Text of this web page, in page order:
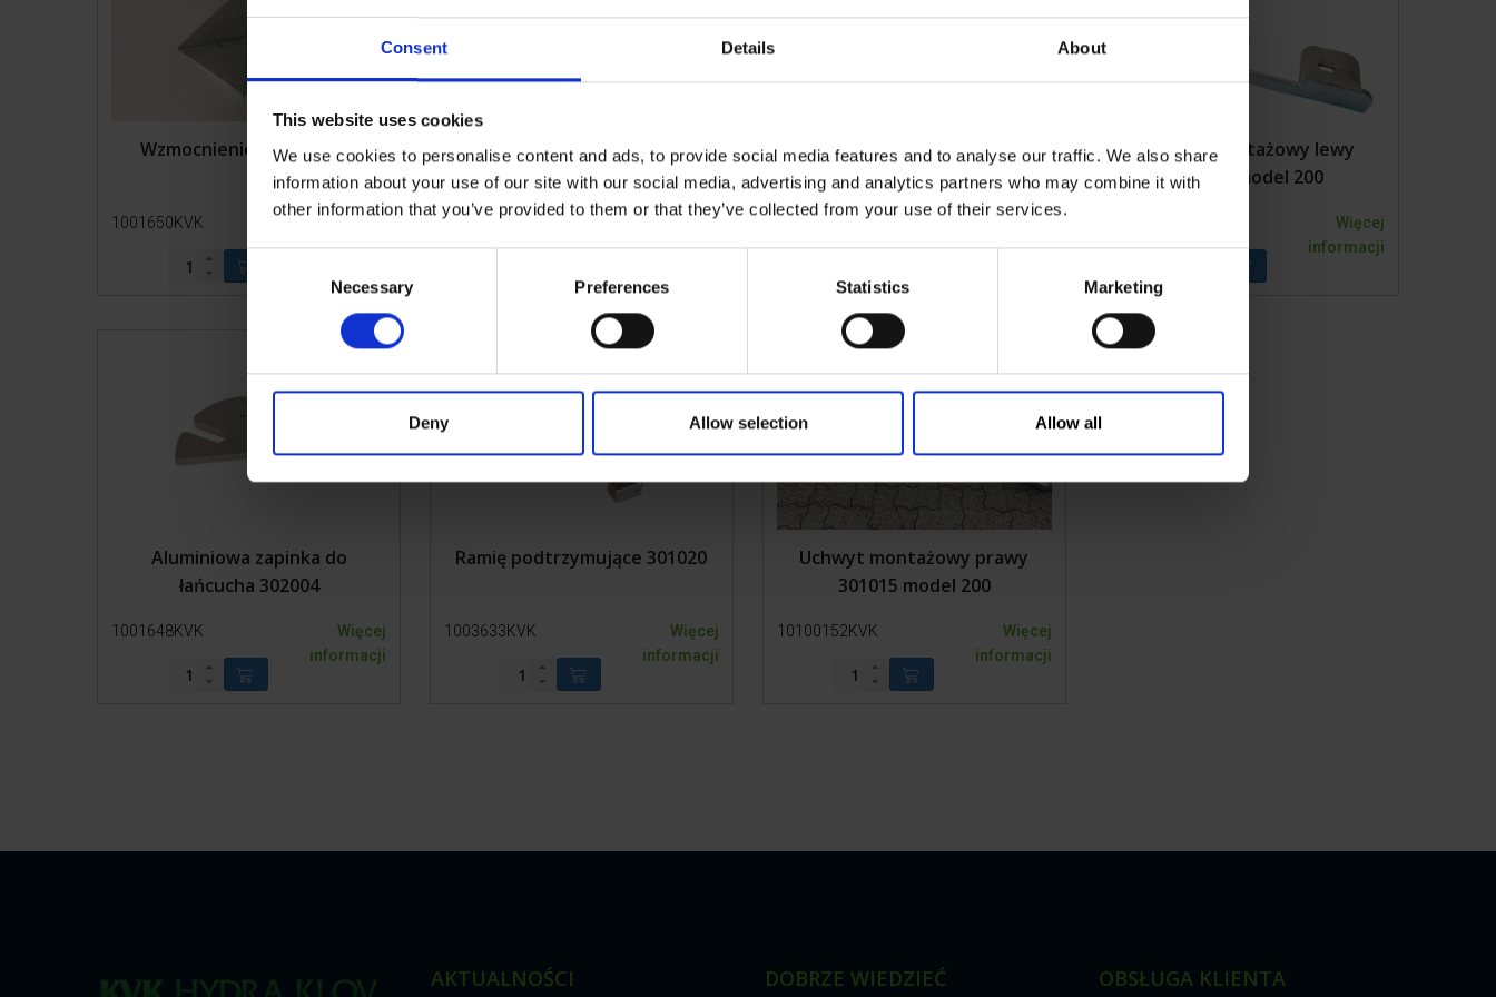
Consent Details About
This website uses cookies
We use cookies to personalise content and ads, to provide social media features and to analyse our traffic. We also share
information about your use of our site with our social media, advertising and analytics partners who may combine it with
other information that you’ve provided to them or that they’ve collected from your use of their services.
C
o
n
e
c
t
n
Necessary Preferences Statistics Marketing
Deny Allow selection Allow all
Wzmocnienie aluminiowe
1001650KVK
informacji
Uchwyt montażowy 301015-1 +
301016-1
1003766KVK
Więcej
informacji
Uchwyt montażowy prawy
301015 model 200
1003636KVK
informacji
Uchwyt montażowy lewy
301016 model 200
Więcej
informacji
Aluminiowa zapinka do
łańcucha 302004
1001648KVK
Więcej
informacji
Ramię podtrzymujące 301020
1003633KVK
Więcej
informacji
Uchwyt montażowy prawy
301015 model 200
10100152KVK
Więcej
informacji
AKTUALNOŚCI DOBRZE WIEDZIEĆ OBSŁUGA KLIENTA